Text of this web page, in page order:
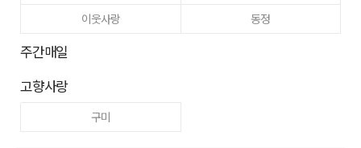
이웃사랑
동정
주간매일
고향사랑
구미